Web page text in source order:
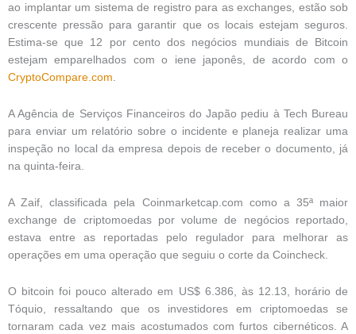
ao implantar um sistema de registro para as exchanges, estão sob
crescente pressão para garantir que os locais estejam seguros.
Estima-se que 12 por cento dos negócios mundiais de Bitcoin
estejam emparelhados com o iene japonês, de acordo com o
CryptoCompare.com.
A Agência de Serviços Financeiros do Japão pediu à Tech Bureau
para enviar um relatório sobre o incidente e planeja realizar uma
inspeção no local da empresa depois de receber o documento, já
na quinta-feira.
A Zaif, classificada pela Coinmarketcap.com como a 35ª maior
exchange de criptomoedas por volume de negócios reportado,
estava entre as reportadas pelo regulador para melhorar as
operações em uma operação que seguiu o corte da Coincheck.
O bitcoin foi pouco alterado em US$ 6.386, às 12.13, horário de
Tóquio, ressaltando que os investidores em criptomoedas se
tornaram cada vez mais acostumados com furtos cibernéticos. A